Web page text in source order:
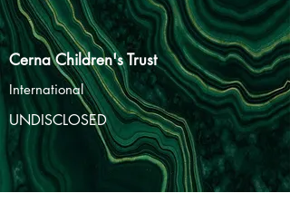
Cerna Children's Trust
International
UNDISCLOSED